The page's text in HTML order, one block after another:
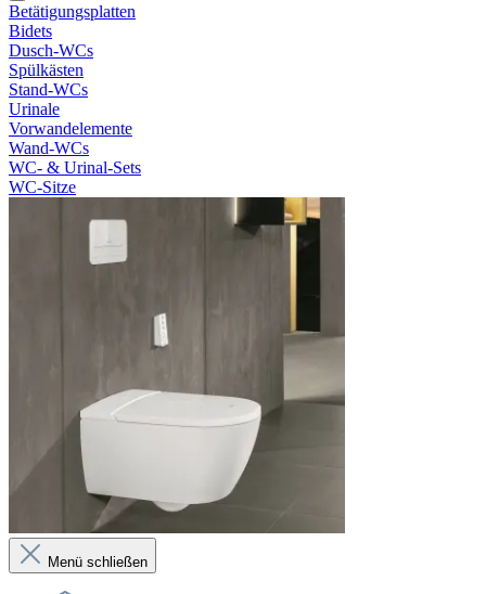
Betätigungsplatten
Bidets
Dusch-WCs
Spülkästen
Stand-WCs
Urinale
Vorwandelemente
Wand-WCs
WC- & Urinal-Sets
WC-Sitze
Menü schließen